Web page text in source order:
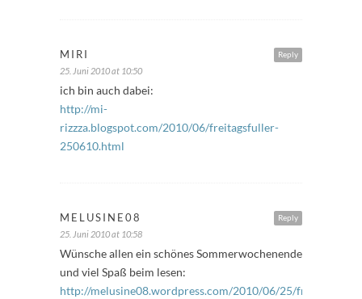
Reply
MIRI
25. Juni 2010 at 10:50
ich bin auch dabei:
http://mi-
rizzza.blogspot.com/2010/06/freitagsfuller-
250610.html
Reply
MELUSINE08
25. Juni 2010 at 10:58
Wünsche allen ein schönes Sommerwochenende
und viel Spaß beim lesen:
http://melusine08.wordpress.com/2010/06/25/